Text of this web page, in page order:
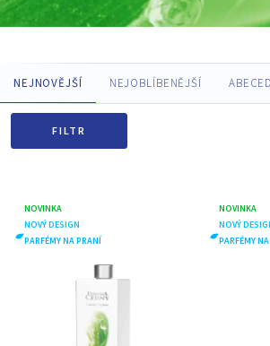
NEJNOVĚJŠÍ NEJOBLÍBENĚJŠÍ
FILTR
NOVINKA
NOVÝ DESIGN
PARFÉMY NA PRANÍ
NOVINKA
NOVÝ
PARFÉMY